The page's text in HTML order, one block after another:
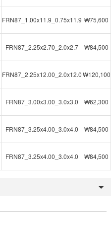
FRN87_1.00x11.9_0.75x11.9 ₩75,600
FRN87_2.25x2.70_2.0x2.7 ₩84,500
FRN87_2.25x12.00_2.0x12.0₩120,100
FRN87_3.00x3.00_3.0x3.0 ₩62,300
FRN87_3.25x4.00_3.0x4.0 ₩84,500
FRN87_3.25x4.00_3.0x4.0 ₩84,500